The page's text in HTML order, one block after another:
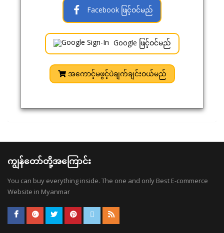
Facebook ဖြင့်ဝင်မည်
Google ဖြင့်ဝင်မည်
အကောင့်မဖွင့်ပဲချက်ချင်းဝယ်မည်
ကျွန်တော်တို့အကြောင်း
You can buy everything inside. The one and only Best E-commerce
Website in Myanmar